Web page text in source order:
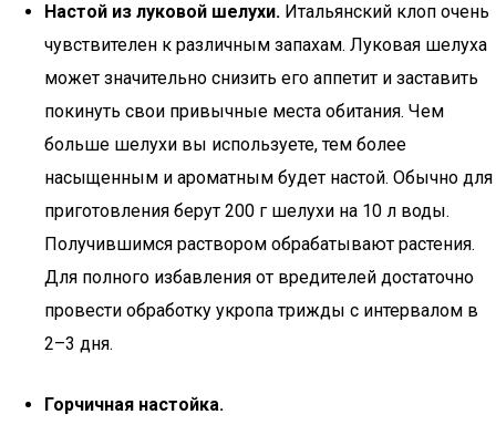
Настой из луковой шелухи. Итальянский клоп очень
чувствителен к различным запахам. Луковая шелуха
может значительно снизить его аппетит и заставить
покинуть свои привычные места обитания. Чем
больше шелухи вы используете, тем более
насыщенным и ароматным будет настой. Обычно для
приготовления берут 200 г шелухи на 10 л воды.
Получившимся раствором обрабатывают растения.
Для полного избавления от вредителей достаточно
провести обработку укропа трижды с интервалом в
2–3 дня.
Горчичная настойка.